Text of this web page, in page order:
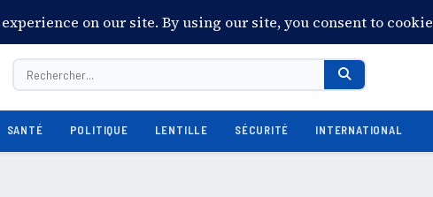
Prince
SANTÉ POLITIQUE LENTILLE SÉCURITÉ INTERNATIONAL